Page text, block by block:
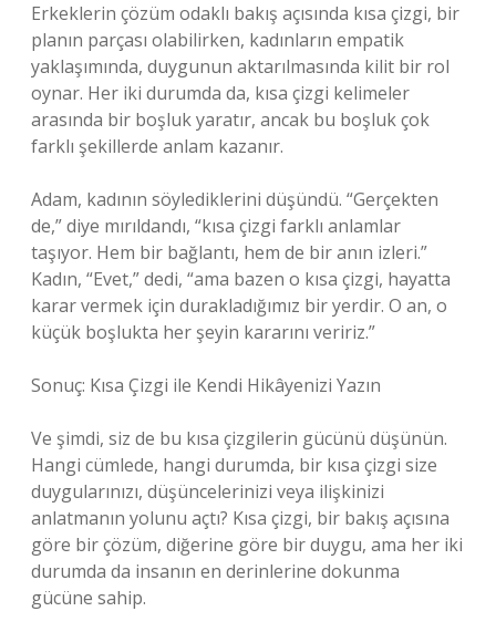
Erkeklerin çözüm odaklı bakış açısında kısa çizgi, bir
planın parçası olabilirken, kadınların empatik
yaklaşımında, duygunun aktarılmasında kilit bir rol
oynar. Her iki durumda da, kısa çizgi kelimeler
arasında bir boşluk yaratır, ancak bu boşluk çok
farklı şekillerde anlam kazanır.
Adam, kadının söylediklerini düşündü. “Gerçekten
de,” diye mırıldandı, “kısa çizgi farklı anlamlar
taşıyor. Hem bir bağlantı, hem de bir anın izleri.”
Kadın, “Evet,” dedi, “ama bazen o kısa çizgi, hayatta
karar vermek için durakladığımız bir yerdir. O an, o
küçük boşlukta her şeyin kararını veririz.”
Sonuç: Kısa Çizgi ile Kendi Hikâyenizi Yazın
Ve şimdi, siz de bu kısa çizgilerin gücünü düşünün.
Hangi cümlede, hangi durumda, bir kısa çizgi size
duygularınızı, düşüncelerinizi veya ilişkinizi
anlatmanın yolunu açtı? Kısa çizgi, bir bakış açısına
göre bir çözüm, diğerine göre bir duygu, ama her iki
durumda da insanın en derinlerine dokunma
gücüne sahip.